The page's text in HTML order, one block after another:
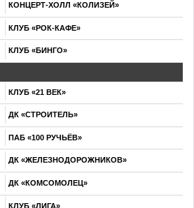
КОНЦЕРТ-ХОЛЛ «КОЛИЗЕЙ»
КЛУБ «РОК-КАФЕ»
КЛУБ «БИНГО»
КЛУБ «21 ВЕК»
ДК «СТРОИТЕЛЬ»
ПАБ «100 РУЧЬЁВ»
ДК «ЖЕЛЕЗНОДОРОЖНИКОВ»
ДК «КОМСОМОЛЕЦ»
КЛУБ «ЛИГА»